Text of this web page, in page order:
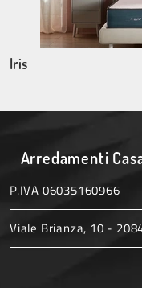
Iris
Arredamenti
P.IVA 06035160966
Viale Brianza, 10 -